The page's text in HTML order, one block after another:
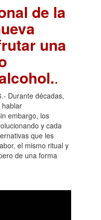
de la
una
.
Durante décadas,
hablar
embargo, los
y cada
que les
el mismo ritual y
de una forma